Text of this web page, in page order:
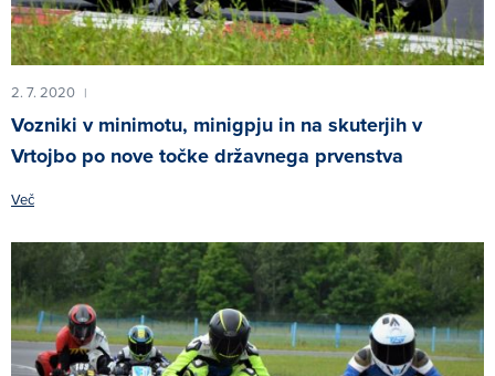
2. 7. 2020 |
Vozniki v minimotu, minigpju in na skuterjih v
Vrtojbo po nove točke državnega prvenstva
Več